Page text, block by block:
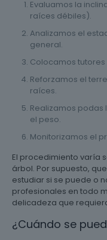
Evaluamos la
raíces débiles).
Analizamos el
general.
Colocamos
Reforzamos el
raíces.
Realizamos podas
el peso.
Monitorizamos el
El procedimiento varía
árbol. Por supuesto,
estudiar si se puede o
profesionales en todo
delicadeza que
¿Cuándo se